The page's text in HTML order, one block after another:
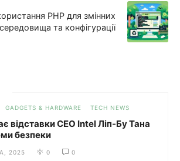
PHP для змінних
середовища та конфігурації
GADGETS & HARDWARE TECH NEWS
відставки CEO Intel Ліп-Бу Тана
безпеки
2025 0 0